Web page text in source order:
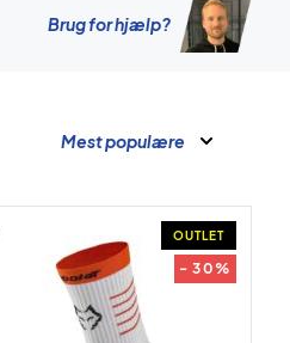
Brug for hjælp?
Mest populære
OUTLET
- 30%